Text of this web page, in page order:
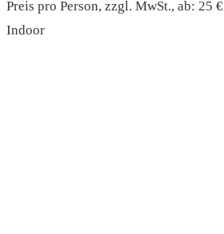
Preis pro Person, zzgl. MwSt., ab: 25 €
Indoor